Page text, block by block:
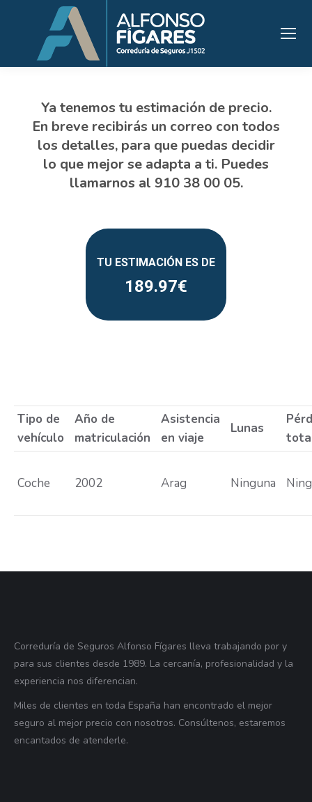
189.97
Tipo de
vehículo
Año de
matriculación
Asistencia
en viaje
Lunas
Coche 2002 Arag Ninguna
Correduría de Seguros Alfonso Fígares lleva trabajando por y
para sus clientes desde 1989. La cercanía, profesionalidad y la
experiencia nos diferencian.
Miles de clientes en toda España han encontrado el mejor
seguro al mejor precio con nosotros. Consúltenos, estaremos
encantados de atenderle.